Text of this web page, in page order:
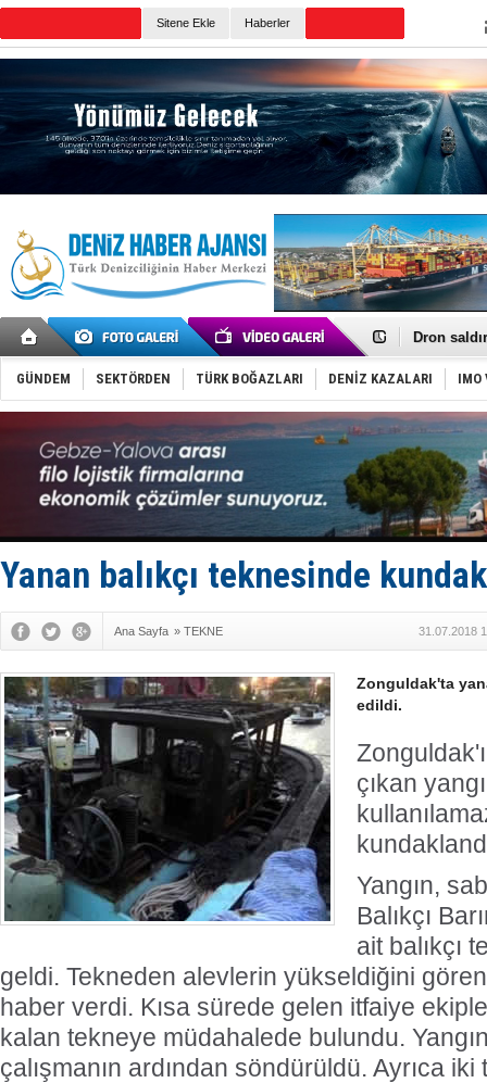
Sitene Ekle Haberler
Gemi
Dron
'REGAL 1'
Gemide 5
Yakıt
Rus
Tatil
Rusya,
Enejota
Denizcilik
Taksi
GÜNDEM SEKTÖRDEN TÜRK BOĞAZLARI DENİZ KAZALARI IMO
Yanan balıkçı teknesinde
Ana Sayfa » TEKNE 31.07.2018
Zonguldak'ta
edildi.
çıkan
Yangın,
Balıkçı
ait balıkçı
geldi. Tekneden alevlerin yükseldiğini
haber verdi. Kısa sürede gelen itfaiye
kalan tekneye müdahalede bulundu.
çalışmanın ardından söndürüldü. Ayrıca